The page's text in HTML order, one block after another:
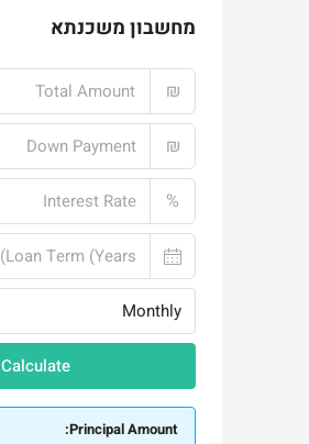
מחשבון משכנתא
₪
₪
%
Monthly
Calculate
Principal Amount: